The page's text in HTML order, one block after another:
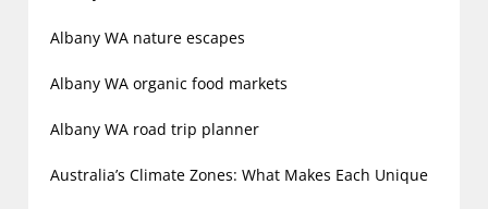
Albany WA nature escapes
Albany WA organic food markets
Albany WA road trip planner
Australia’s Climate Zones: What Makes Each Unique